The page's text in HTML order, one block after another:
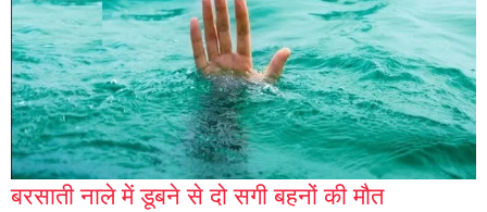
बरसाती नाले में डूबने से दो सगी बहनों की मौत